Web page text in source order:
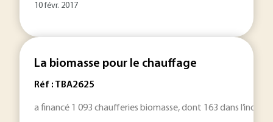
10 févr. 2017
La biomasse pour le chauffage
Réf : TBA2625
a financé 1 093 chaufferies biomasse, dont 163 dans